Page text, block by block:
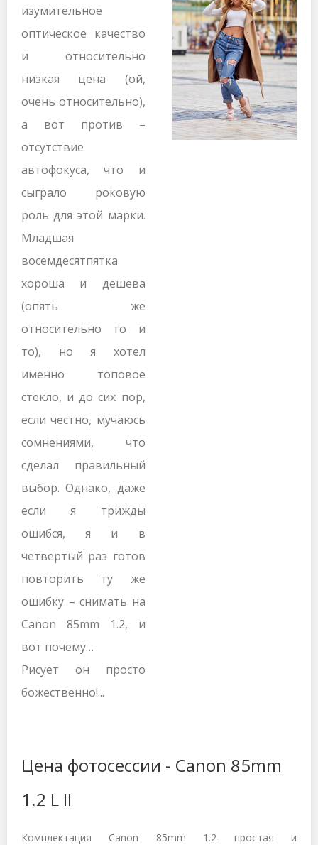
изумительное
оптическое качество
и относительно
низкая цена (ой,
очень относительно),
а вот против –
отсутствие
автофокуса, что и
сыграло роковую
роль для этой марки.
Младшая
восемдесятпятка
хороша и дешева
(опять же
относительно то и
то), но я хотел
именно топовое
стекло, и до сих пор,
если честно, мучаюсь
сомнениями, что
сделал правильный
выбор. Однако, даже
если я трижды
ошибся, я и в
четвертый раз готов
повторить ту же
ошибку – снимать на
Canon 85mm 1.2, и
вот почему…
Рисует он просто
божественно!...
Цена фотосессии - Canon 85mm
1.2 L II
Комплектация Canon 85mm 1.2 простая и